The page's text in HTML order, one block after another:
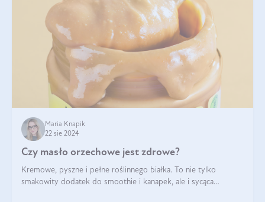
Maria Knapik
22 sie 2024
Czy masło orzechowe jest zdrowe?
Kremowe, pyszne i pełne roślinnego białka. To nie tylko
smakowity dodatek do smoothie i kanapek, ale i sycąca